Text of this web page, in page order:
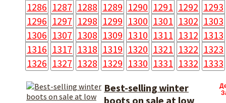
1286 1287 1288 1289 1290 1291 1292 1293
1296 1297 1298 1299 1300 1301 1302 1303
1306 1307 1308 1309 1310 1311 1312 1313
1316 1317 1318 1319 1320 1321 1322 1323
1326 1327 1328 1329 1330 1331 1332 1333
Best-selling winter
boots on sale at low